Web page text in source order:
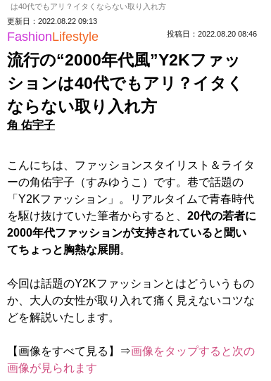
は40代でもアリ？イタくならない取り入れ方
更新日：2022.08.22 09:13
FashionLifestyle 投稿日：2022.08.20 08:46
流行の“2000年代風”Y2Kファッ
ションは40代でもアリ？イタく
ならない取り入れ方
角 佑宇子
こんにちは、ファッションスタイリスト＆ライタ
ーの角佑宇子（すみゆうこ）です。巷で話題の
「Y2Kファッション」。リアルタイムで青春時代
を駆け抜けていた筆者からすると、 20代の若者に
2000年代ファッションが支持されていると聞い
てちょっと胸熱な展開 。
今回は話題のY2Kファッションとはどういうもの
か、大人の女性が取り入れて痛く見えないコツな
どを解説いたします。
【画像をすべて見る】⇒画像をタップすると次の
画像が見られます